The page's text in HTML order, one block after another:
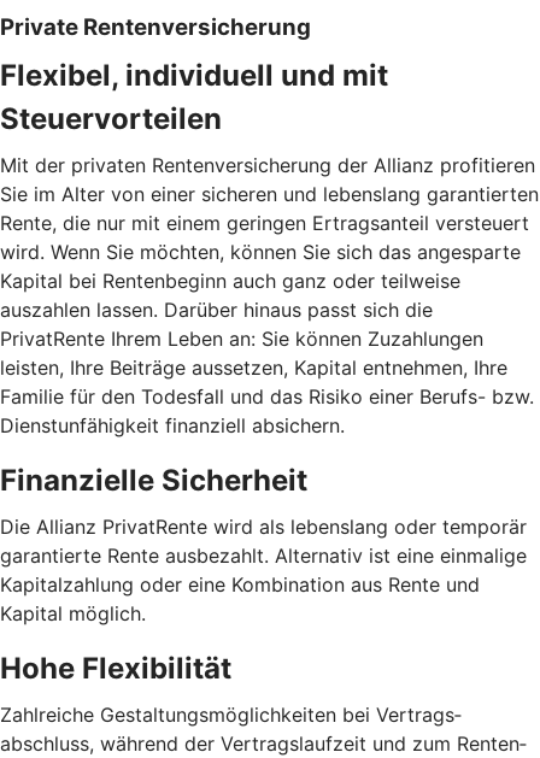
Private Rentenversicherung
Flexibel, individuell und mit
Steuervorteilen
Mit der privaten Rentenversicherung der Allianz profitieren
Sie im Alter von einer sicheren und lebenslang garantierten
Rente, die nur mit einem geringen Ertragsanteil versteuert
wird. Wenn Sie möchten, können Sie sich das angesparte
Kapital bei Rentenbeginn auch ganz oder teilweise
auszahlen lassen. Darüber hinaus passt sich die
PrivatRente Ihrem Leben an: Sie können Zuzahlungen
leisten, Ihre Beiträge aussetzen, Kapital entnehmen, Ihre
Familie für den Todesfall und das Risiko einer Berufs- bzw.
Dienstunfähigkeit finanziell absichern.
Finanzielle Sicherheit
Die Allianz PrivatRente wird als lebens­lang oder temporär
garantierte Rente ausbezahlt. Alternativ ist eine einmalige
Kapital­zahlung oder eine Kombination aus Rente und
Kapital möglich.
Hohe Flexibilität
Zahlreiche Gestaltungs­möglichkeiten bei Vertrags­
abschluss, während der Vertrags­laufzeit und zum Renten­